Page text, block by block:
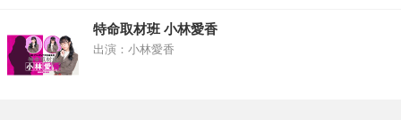
特命取材班 小林愛香
出演：小林愛香